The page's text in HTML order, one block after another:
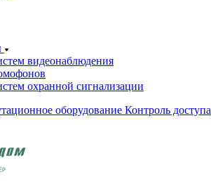
видеонаблюдения
охранной сигнализации
оборудование Контроль доступа